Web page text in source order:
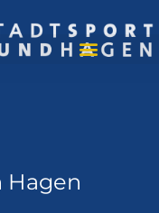
Hagen